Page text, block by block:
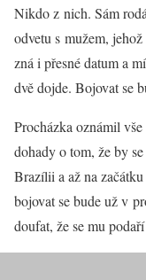
Nikdo z nich. Sám
odvetu s mužem,
zná i přesné datum a
dvě dojde. Bojovat se
Procházka oznámil
dohady o tom, že by
Brazílii a až na
bojovat se bude už v
doufat, že se mu